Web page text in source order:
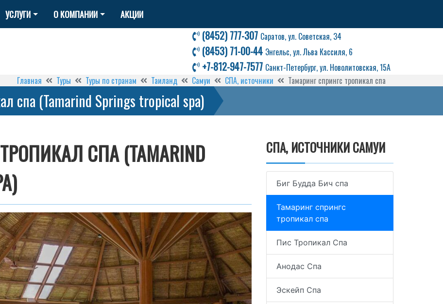
УСЛУГИ О КОМПАНИИ АКЦИИ
(8452) 777-307 Саратов, ул. Советская, 34
(8453) 71-00-44 Энгельс, ул. Льва Кассиля, 6
+7-812-947-7577 Санкт-Петербург, ул. Новолитовская, 15А
Главная
Туры Туры по странам Таиланд Самуи СПА, источники Тамаринг спрингс тропикал спа
спа (Tamarind Springs tropical spa)
СПА (TAMARIND
СПА, ИСТОЧНИКИ САМУИ
Биг Будда Бич спа
Тамаринг спрингс
тропикал спа
Пис Тропикал Спа
Анодас Спа
Эскейп Спа